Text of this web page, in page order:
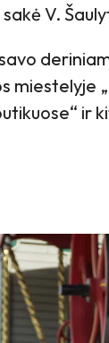
V.
miestelyje
ir